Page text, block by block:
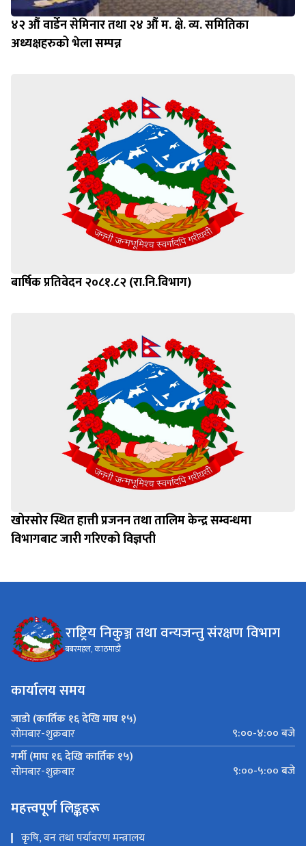
४२ औं वार्डेन सेमिनार तथा २४ औं म. क्षे. व्य. समितिका
अध्यक्षहरुको भेला सम्पन्न
बार्षिक प्रतिवेदन २०८१.८२ (रा.नि.विभाग)
खोरसोर स्थित हात्ती प्रजनन तथा तालिम केन्द्र सम्वन्धमा
विभागबाट जारी गरिएको विज्ञप्ती
राष्ट्रिय निकुञ्ज तथा वन्यजन्तु संरक्षण विभाग
बबरमहल, काठमाडौं
कार्यालय समय
जाडो (कार्तिक १६ देखि माघ १५)
सोमबार-शुक्रबार
९:००-४:०० बजे
गर्मी (माघ १६ देखि कार्तिक १५)
सोमबार-शुक्रबार ९:००-५:०० बजे
महत्त्वपूर्ण लिङ्कहरू
कृषि, वन तथा पर्यावरण मन्त्रालय